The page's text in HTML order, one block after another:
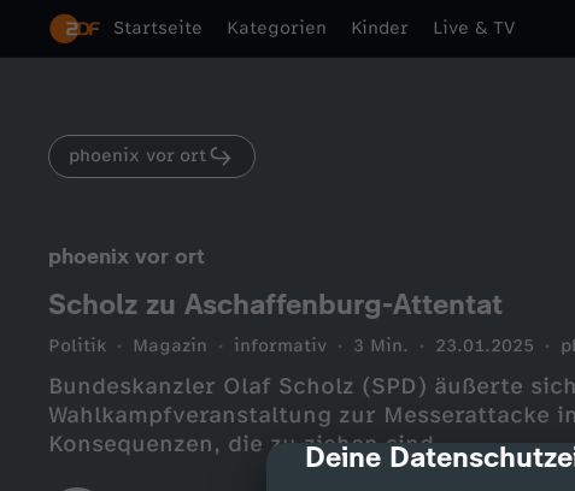
cmp-dialog-
Deine
Startseite Kategorien Kinder Live & TV
phoenix vor ort
phoenix vor ort
Scholz zu Aschaffenburg-Attentat
Politik Magazin informativ 3 Min. 23.01.2025
Bundeskanzler Olaf Scholz (SPD) äußerte
Wahlkampfveranstaltung zur Messerattacke
Konsequenzen, die zu ziehen sind.